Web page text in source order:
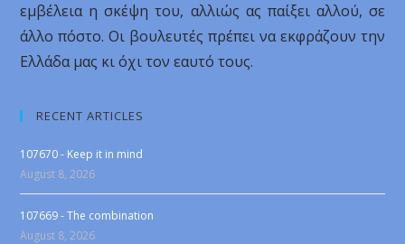
εμβέλεια η σκέψη του, αλλιώς ας παίξει αλλού, σε
άλλο πόστο. Οι βουλευτές πρέπει να εκφράζουν την
Ελλάδα μας κι όχι τον εαυτό τους.
RECENT ARTICLES
107670 - Keep it in mind
August 8, 2026
107669 - The combination
August 8, 2026